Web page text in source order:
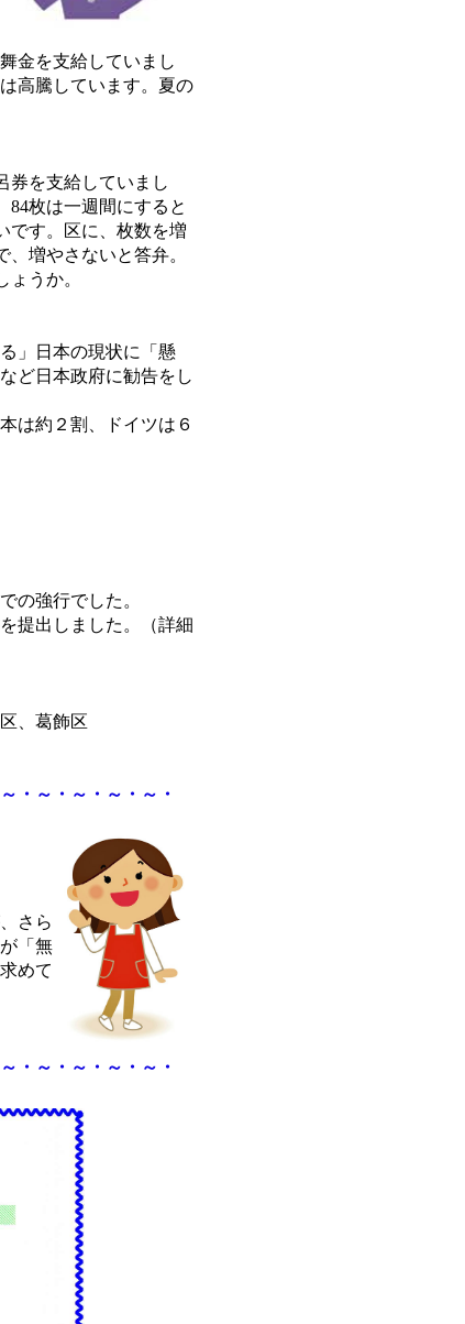
金を支給していまし
高騰しています。夏の
券を支給していまし
84枚は一週間にすると
です。区に、枚数を増
増やさないと答弁。
うか。
」日本の現状に「懸
ど日本政府に勧告をし
は約２割、ドイツは６
の強行でした。
提出しました。（詳細
、葛飾区
・～・～・～・～・
さら
「無
めて
・～・～・～・～・